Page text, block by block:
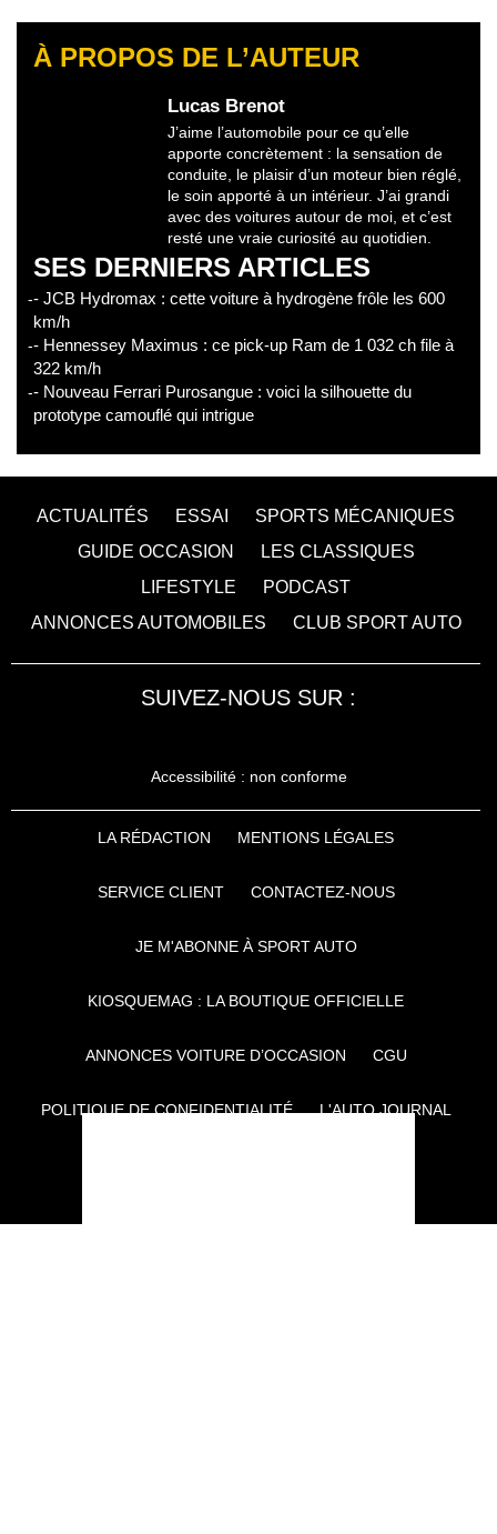
À PROPOS DE L’AUTEUR
Lucas Brenot
J’aime l’automobile pour ce qu’elle
apporte concrètement : la sensation de
conduite, le plaisir d’un moteur bien réglé,
le soin apporté à un intérieur. J’ai grandi
avec des voitures autour de moi, et c’est
resté une vraie curiosité au quotidien.
SES DERNIERS ARTICLES
- JCB Hydromax : cette voiture à hydrogène frôle les 600
km/h
- Hennessey Maximus : ce pick-up Ram de 1 032 ch file à
322 km/h
- Nouveau Ferrari Purosangue : voici la silhouette du
prototype camouflé qui intrigue
ACTUALITÉS ESSAI
SPORTS MÉCANIQUES
GUIDE OCCASION
LES CLASSIQUES
LIFESTYLE
PODCAST
ANNONCES AUTOMOBILES
CLUB SPORT AUTO
SUIVEZ-NOUS SUR :
Accessibilité : non conforme
LA RÉDACTION MENTIONS LÉGALES
SERVICE CLIENT CONTACTEZ-NOUS
JE M'ABONNE À SPORT AUTO
KIOSQUEMAG : LA BOUTIQUE OFFICIELLE
ANNONCES VOITURE D’OCCASION CGU
POLITIQUE DE CONFIDENTIALITÉ L'AUTO JOURNAL